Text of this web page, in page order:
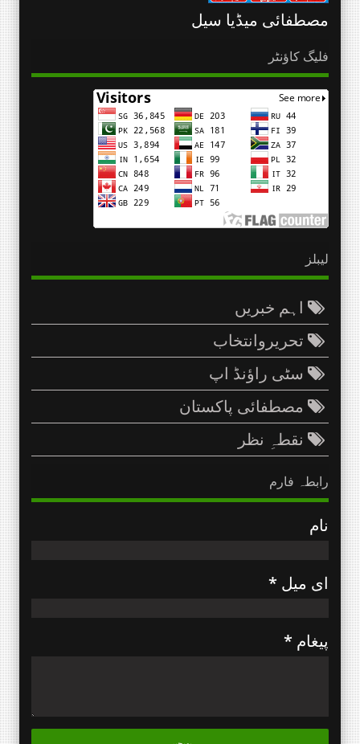
مصطفائی میڈیا سیل
فلیگ کاؤنٹر
لیبلز
اہم خبریں
تحریروانتخاب
سٹی راؤنڈ اپ
مصطفائی پاکستان
نقطہِ نظر
رابطہ فارم
نام
ای میل *
پیغام *